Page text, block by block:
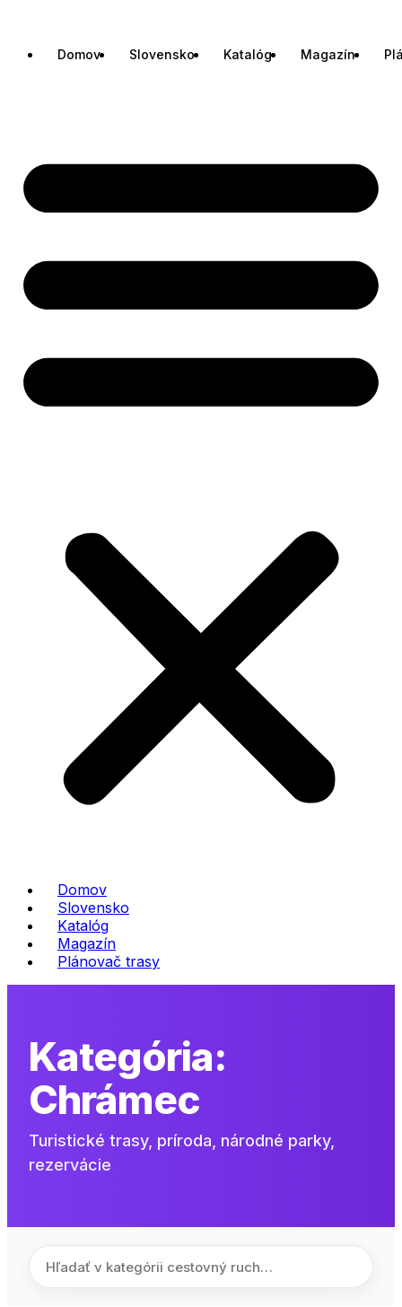
Domov Slovensko Katalóg Magazín
Domov
Slovensko
Katalóg
Magazín
Plánovač trasy
Kategória:
Chrámec
Turistické trasy, príroda, národné parky,
rezervácie